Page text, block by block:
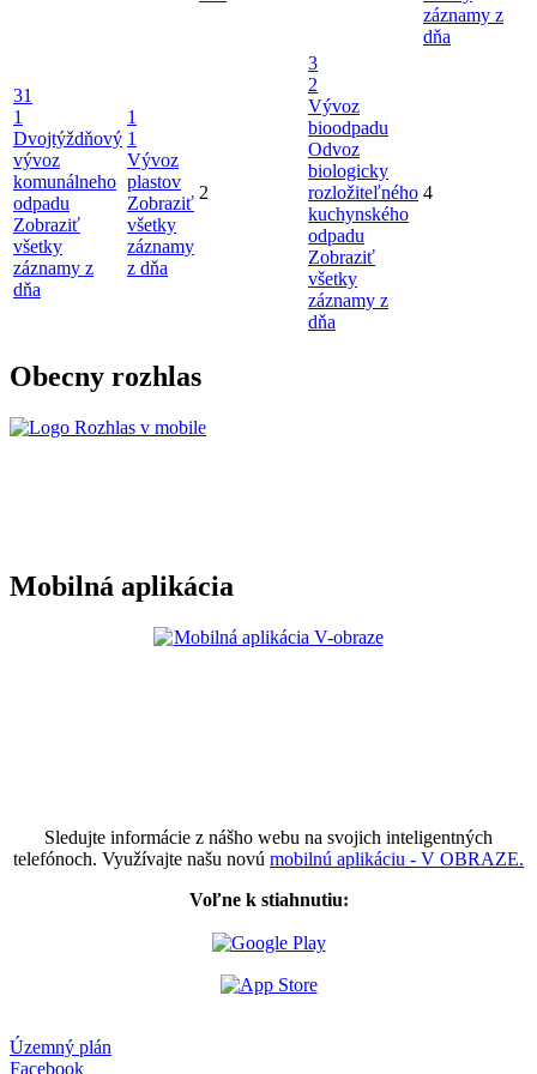
záznamy z
dňa
31
1
Dvojtýždňový
vývoz
komunálneho
odpadu
Zobraziť
všetky
záznamy z
dňa
1
1
Vývoz
plastov
Zobraziť
všetky
záznamy
z dňa
2
3
2
Vývoz
bioodpadu
Odvoz
biologicky
rozložiteľného
kuchynského
odpadu
Zobraziť
všetky
záznamy z
dňa
4
Obecny rozhlas
Mobilná aplikácia
Sledujte informácie z nášho webu na svojich inteligentných
telefónoch. Využívajte našu novú mobilnú aplikáciu - V OBRAZE.
Voľne k stiahnutiu:
Územný plán
Facebook